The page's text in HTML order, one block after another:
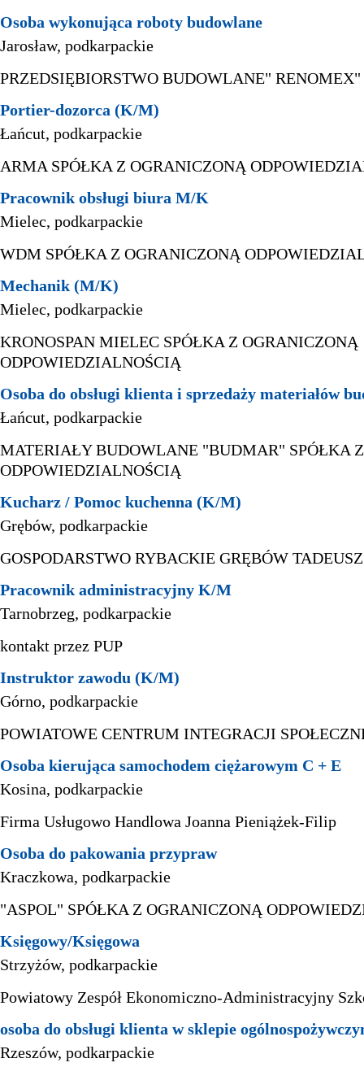
Osoba wykonująca roboty budowlane
Jarosław, podkarpackie
PRZEDSIĘBIORSTWO BUDOWLANE" RENOMEX"
Portier-dozorca (K/M)
Łańcut, podkarpackie
ARMA SPÓŁKA Z OGRANICZONĄ
Pracownik obsługi biura M/K
Mielec, podkarpackie
WDM SPÓŁKA Z OGRANICZONĄ
Mechanik (M/K)
Mielec, podkarpackie
KRONOSPAN MIELEC SPÓŁKA Z OGRANICZONĄ
ODPOWIEDZIALNOŚCIĄ
Osoba do obsługi klienta i sprzedaży materiałów
Łańcut, podkarpackie
MATERIAŁY BUDOWLANE "BUDMAR" SPÓŁKA
ODPOWIEDZIALNOŚCIĄ
Kucharz / Pomoc kuchenna (K/M)
Grębów, podkarpackie
GOSPODARSTWO RYBACKIE GRĘBÓW
Pracownik administracyjny K/M
Tarnobrzeg, podkarpackie
kontakt przez PUP
Instruktor zawodu (K/M)
Górno, podkarpackie
POWIATOWE CENTRUM INTEGRACJI
Osoba kierująca samochodem ciężarowym C + E
Kosina, podkarpackie
Firma Usługowo Handlowa Joanna Pieniążek-Filip
Osoba do pakowania przypraw
Kraczkowa, podkarpackie
"ASPOL" SPÓŁKA Z OGRANICZONĄ
Księgowy/Księgowa
Strzyżów, podkarpackie
Powiatowy Zespół Ekonomiczno-Administracyjny
osoba do obsługi klienta w sklepie
Rzeszów, podkarpackie